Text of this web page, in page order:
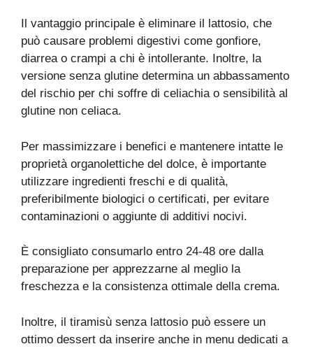
Il vantaggio principale è eliminare il lattosio, che
può causare problemi digestivi come gonfiore,
diarrea o crampi a chi è intollerante. Inoltre, la
versione senza glutine determina un abbassamento
del rischio per chi soffre di celiachia o sensibilità al
glutine non celiaca.
Per massimizzare i benefici e mantenere intatte le
proprietà organolettiche del dolce, è importante
utilizzare ingredienti freschi e di qualità,
preferibilmente biologici o certificati, per evitare
contaminazioni o aggiunte di additivi nocivi.
È consigliato consumarlo entro 24-48 ore dalla
preparazione per apprezzarne al meglio la
freschezza e la consistenza ottimale della crema.
Inoltre, il tiramisù senza lattosio può essere un
ottimo dessert da inserire anche in menu dedicati a